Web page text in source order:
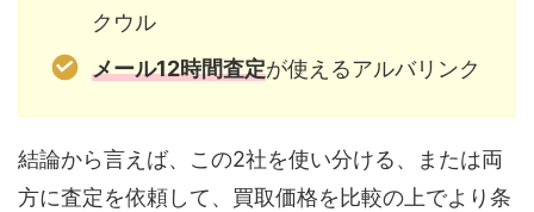
クウル
メール12時間査定が使えるアルバリンク
結論から言えば、この2社を使い分ける、または両
方に査定を依頼して、買取価格を比較の上でより条